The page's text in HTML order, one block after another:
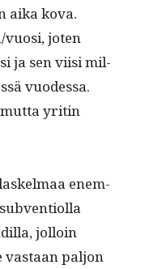
aika kova.
vuosi, joten
ja sen viisi mil­
vuodessa.
yritin
enem­
jol­loin
vas­taan paljon